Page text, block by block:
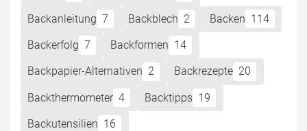
Backanleitung 7 Backblech 2 Backen 114
Backerfolg 7 Backformen 14
Backpapier-Alternativen 2 Backrezepte 20
Backthermometer 4 Backtipps 19
Backutensilien 16